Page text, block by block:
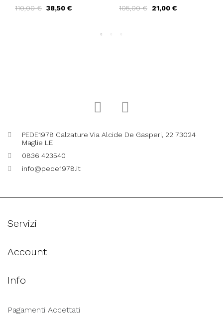
Memory Vaschetta
110,00 € 38,50 €
Memory Vaschetta
105,00 € 21,00 €
PEDE1978 Calzature Via Alcide De Gasperi, 22 73024
Maglie LE
0836 423540
info@pede1978.it
Servizi
Account
Info
Pagamenti Accettati